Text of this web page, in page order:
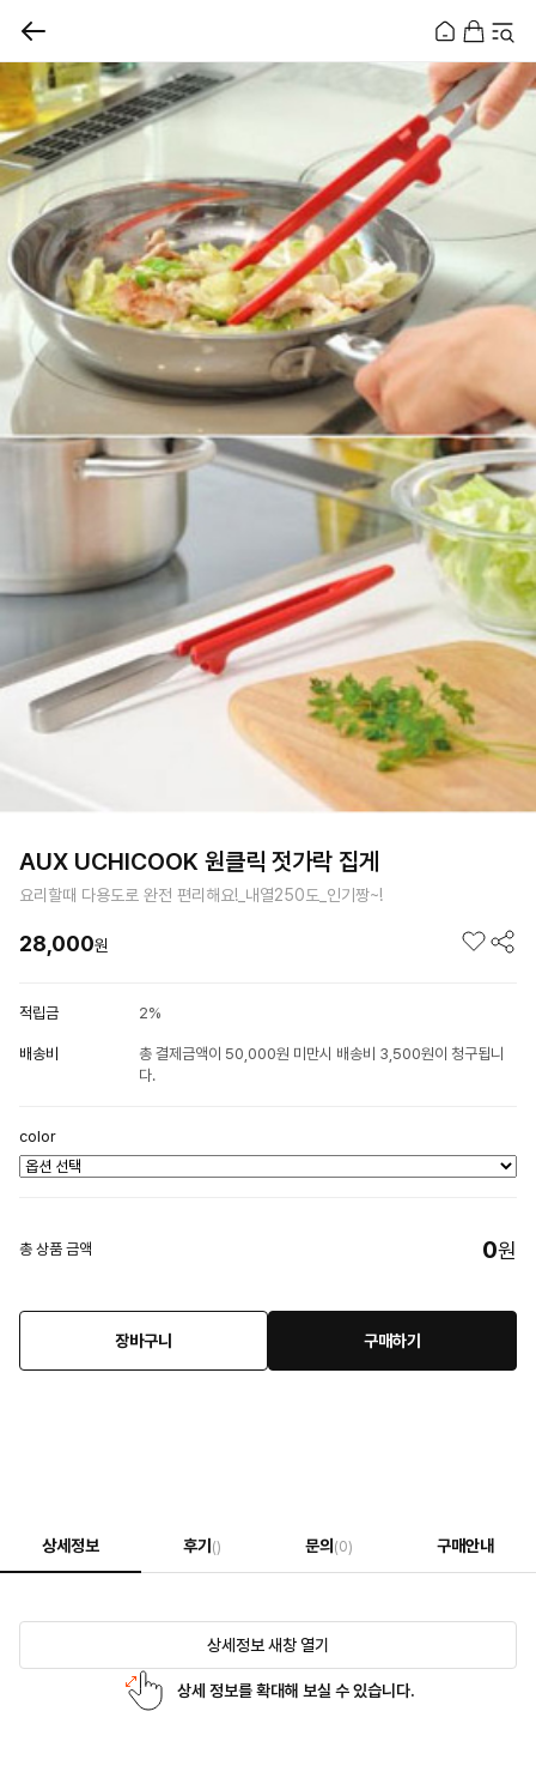
AUX UCHICOOK 원클릭 젓가락 집게
요리할때 다용도로 완전 편리해요!_내열250도_인기짱~!
28,000원
적립금 2%
배송비
총 결제금액이 50,000원 미만시 배송비 3,500원이 청구됩니
다.
color
총 상품 금액 0원
장바구니 구매하기
상세정보 후기 () 문의 (0) 구매안내
상세정보 새창 열기
상세 정보를 확대해 보실 수 있습니다.